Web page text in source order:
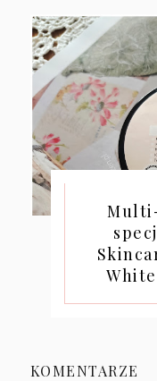
KOMENTARZE